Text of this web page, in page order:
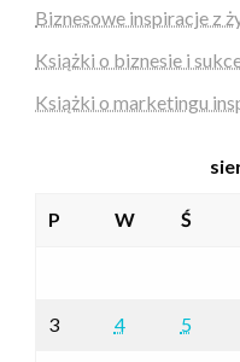
Biznesowe inspiracje z
Książki o biznesie i
Książki o marketingu
P W Ś
3 4 5